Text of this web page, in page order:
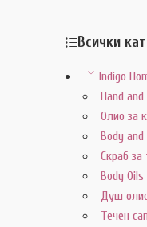
Всички
Indigo
Hand
Олио за
Body
Скраб за
Body Oils
Душ
Течен